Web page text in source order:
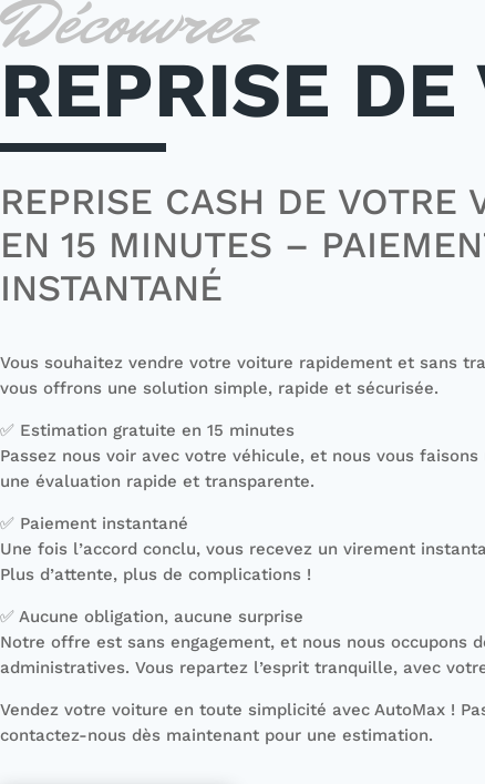
Découvrez
REPRISE
REPRISE CASH DE VOTRE
EN 15 MINUTES –
INSTANTANÉ
Vous souhaitez vendre votre voiture rapidement et sans
vous offrons une solution simple, rapide et sécurisée.
✅ Estimation gratuite en 15 minutes
Passez nous voir avec votre véhicule, et nous vous
une évaluation rapide et transparente.
✅ Paiement instantané
Une fois l’accord conclu, vous recevez un virement
Plus d’attente, plus de complications !
✅ Aucune obligation, aucune surprise
Notre offre est sans engagement, et nous nous occupons
administratives. Vous repartez l’esprit tranquille, avec
Vendez votre voiture en toute simplicité avec AutoMax !
contactez-nous dès maintenant pour une estimation.